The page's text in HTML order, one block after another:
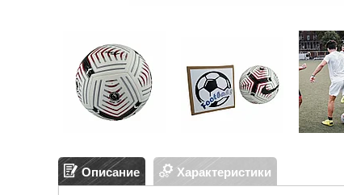
Описание Характеристики